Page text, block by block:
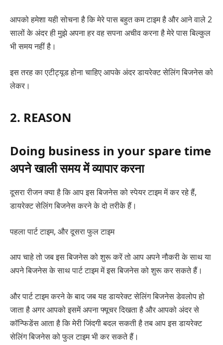
आपको हमेशा यही सोचना है कि मेरे पास बहुत कम टाइम है और आने वाले 2
सालों के अंदर ही मुझे अपना हर वह सपना अचीव करना है मेरे पास बिल्कुल
भी समय नहीं है।
इस तरह का एटीट्यूड होना चाहिए आपके अंदर डायरेक्ट सेलिंग बिजनेस को
लेकर।
2. REASON
Doing business in your spare time
अपने खाली समय में व्यापार करना
दूसरा रीजन क्या है कि आप इस बिजनेस को स्पेयर टाइम में कर रहे हैं,
डायरेक्ट सेलिंग बिजनेस करने के दो तरीके हैं।
पहला पार्ट टाइम, और दूसरा फुल टाइम
आप चाहे तो जब इस बिजनेस को शुरू करें तो आप अपने नौकरी के साथ या
अपने बिजनेस के साथ पार्ट टाइम में इस बिजनेस को शुरू कर सकते हैं।
और पार्ट टाइम करने के बाद जब यह डायरेक्ट सेलिंग बिजनेस डेवलोप हो
जाता है अगर आपको इसमें अपना फ्यूचर दिखता है और आपको अंदर से
कॉन्फिडेंस आता है कि मेरी जिंदगी बदल सकती है तब आप इस डायरेक्ट
सेलिंग बिजनेस को फुल टाइम भी कर सकते हैं।